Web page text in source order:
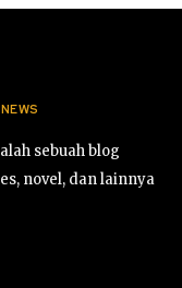
sebuah blog
novel, dan lainnya